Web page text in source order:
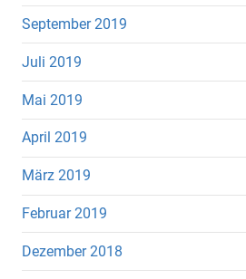
September 2019
Juli 2019
Mai 2019
April 2019
März 2019
Februar 2019
Dezember 2018